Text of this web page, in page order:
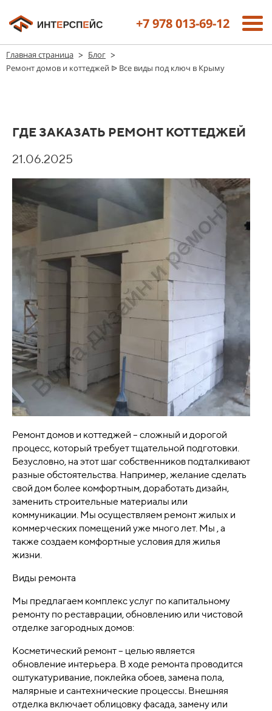
+7 978 013-69-12
Главная страница > Блог >
Ремонт домов и коттеджей ᐉ Все виды под ключ в Крыму
ГДЕ ЗАКАЗАТЬ РЕМОНТ КОТТЕДЖЕЙ
21.06.2025
Ремонт домов и коттеджей – сложный и дорогой
процесс, который требует тщательной подготовки.
Безусловно, на этот шаг собственников подталкивают
разные обстоятельства. Например, желание сделать
свой дом более комфортным, доработать дизайн,
заменить строительные материалы или
коммуникации. Мы осуществляем ремонт жилых и
коммерческих помещений уже много лет. Мы , а
также создаем комфортные условия для жилья
жизни.
Виды ремонта
Мы предлагаем комплекс услуг по капитальному
ремонту по реставрации, обновлению или чистовой
отделке загородных домов:
Косметический ремонт – целью является
обновление интерьера. В ходе ремонта проводится
оштукатуривание, поклейка обоев, замена пола,
малярные и сантехнические процессы. Внешняя
отделка включает облицовку фасада, замену или